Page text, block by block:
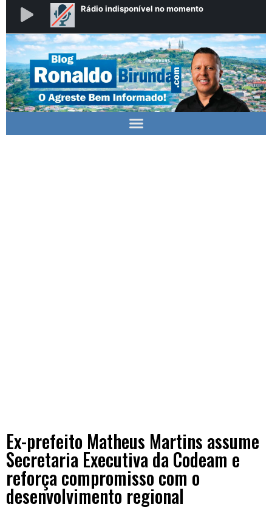
Ex-prefeito Matheus Martins assume
Secretaria Executiva da Codeam e
reforça compromisso com o
desenvolvimento regional